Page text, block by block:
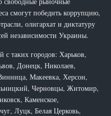
смогут победить коррупцию,
олигархат и диктатуру
независимости Украины.
с таких городов: Харьков,
Донецк, Николаев,
Макеевка, Херсон,
Черновцы, Житомир,
Каменское,
Луцк, Белая Церковь,